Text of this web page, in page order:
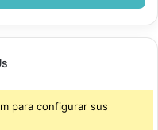
para configurar sus